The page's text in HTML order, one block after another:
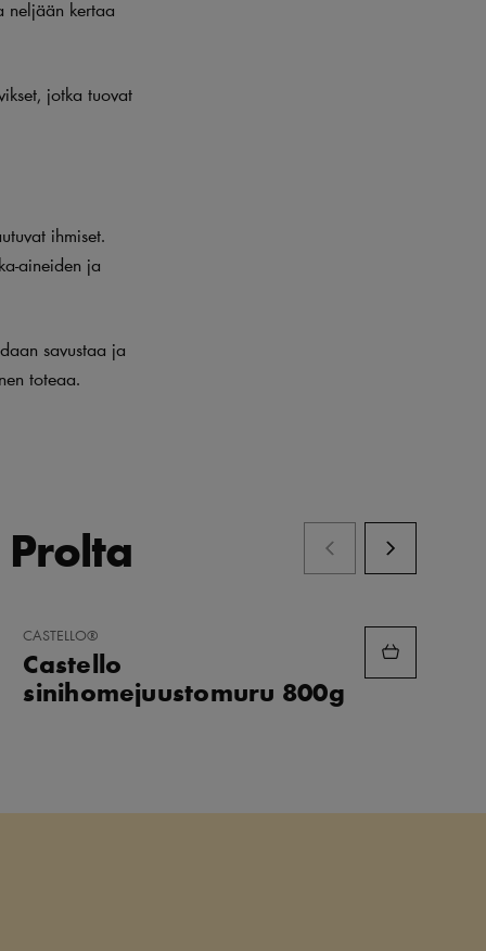
neljään kertaa
jotka tuovat
ihmiset.
aineiden ja
savustaa ja
toteaa.
LISÄÄ
CASTELLO®
Castello
sinihomejuustomuru 800g